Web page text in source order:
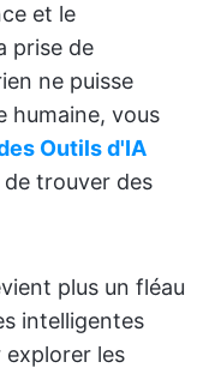
et le
prise de
ne puisse
humaine, vous
Outils d'IA
de trouver des
plus un fléau
intelligentes
les